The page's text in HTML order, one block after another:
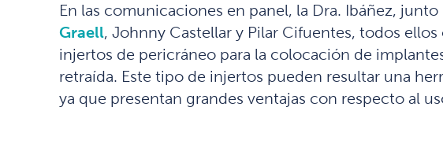
En las comunicaciones en panel, la Dra. Ibáñez,
Graell, Johnny Castellar y Pilar Cifuentes, todos
injertos de pericráneo para la colocación de
retraída. Este tipo de injertos pueden resultar una
ya que presentan grandes ventajas con respecto al